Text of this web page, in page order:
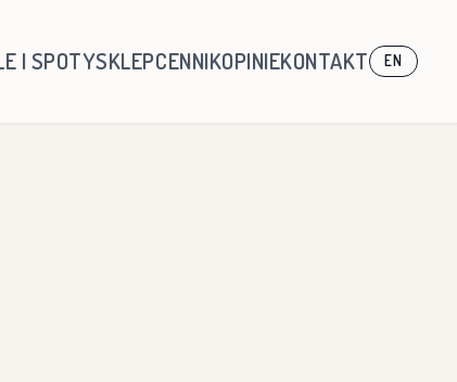
I SPOTYSKLEPCENNIKOPINIEKONTAKT EN